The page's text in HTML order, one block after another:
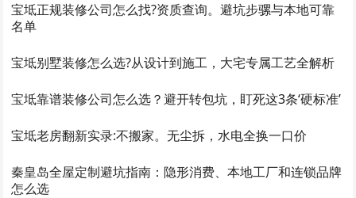
宝坻正规装修公司怎么找?资质查询。避坑步骡与本地可靠
名单
宝坻别墅装修怎么选?从设计到施工，大宅专属工艺全解析
宝坻靠谱装修公司怎么选？避开转包坑，盯死这3条‘硬标准’
宝坻老房翻新实录:不搬家。无尘拆，水电全换一口价
秦皇岛全屋定制避坑指南：隐形消费、本地工厂和连锁品牌
怎么选